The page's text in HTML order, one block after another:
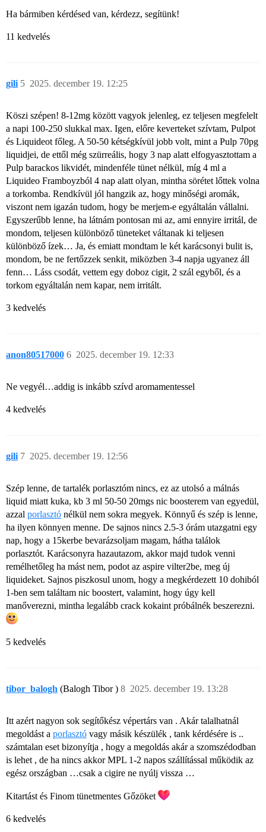
Ha bármiben kérdésed van, kérdezz, segítünk!
11 kedvelés
gili 2025. december 19. 12:25
5
Köszi szépen! 8-12mg között vagyok jelenleg, ez teljesen megfelelt
a napi 100-250 slukkal max. Igen, előre keverteket szívtam, Pulpot
és Liquideot főleg. A 50-50 kétségkívül jobb volt, mint a Pulp 70pg
liquidjei, de ettől még szürreális, hogy 3 nap alatt elfogyasztottam a
Pulp barackos likvidét, mindenféle tünet nélkül, míg 4 ml a
Liquideo Framboyzból 4 nap alatt olyan, mintha sörétet lőttek volna
a torkomba. Rendkívül jól hangzik az, hogy minőségi aromák,
viszont nem igazán tudom, hogy be merjem-e egyáltalán vállalni.
Egyszerűbb lenne, ha látnám pontosan mi az, ami ennyire irritál, de
mondom, teljesen különböző tüneteket váltanak ki teljesen
különböző ízek… Ja, és emiatt mondtam le két karácsonyi bulit is,
mondom, be ne fertőzzek senkit, miközben 3-4 napja ugyanez áll
fenn… Láss csodát, vettem egy doboz cigit, 2 szál egyből, és a
torkom egyáltalán nem kapar, nem irritált.
3 kedvelés
anon80517000 2025. december 19. 12:33
6
Ne vegyél…addig is inkább szívd aromamentessel
4 kedvelés
gili 2025. december 19. 12:56
7
Szép lenne, de tartalék porlasztóm nincs, ez az utolsó a málnás
liquid miatt kuka, kb 3 ml 50-50 20mgs nic boosterem van egyedül,
azzal porlasztó nélkül nem sokra megyek. Könnyű és szép is lenne,
ha ilyen könnyen menne. De sajnos nincs 2.5-3 órám utazgatni egy
nap, hogy a 15kerbe bevarázsoljam magam, hátha találok
porlasztót. Karácsonyra hazautazom, akkor majd tudok venni
remélhetőleg ha mást nem, podot az aspire vilter2be, meg új
liquideket. Sajnos piszkosul unom, hogy a megkérdezett 10 dohiból
1-ben sem találtam nic boostert, valamint, hogy úgy kell
manőverezni, mintha legalább crack kokaint próbálnék beszerezni.
5 kedvelés
tibor_balogh (Balogh Tibor ) 2025. december 19. 13:28
8
Itt azért nagyon sok segítőkész vépertárs van . Akár talalhatnál
megoldást a porlasztó vagy másik készülék , tank kérdésére is ..
számtalan eset bizonyítja , hogy a megoldás akár a szomszédodban
is lehet , de ha nincs akkor MPL 1-2 napos szállítással működik az
egész országban …csak a cigire ne nyúlj vissza …
Kitartást és Finom tünetmentes Gőzöket
6 kedvelés